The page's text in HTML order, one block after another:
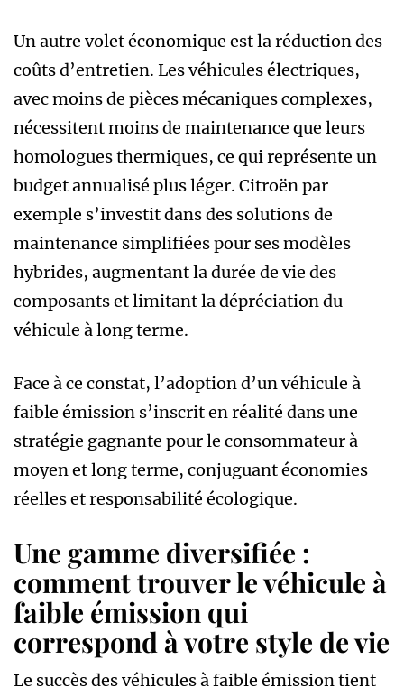
Un autre volet économique est la réduction des
coûts d’entretien. Les véhicules électriques,
avec moins de pièces mécaniques complexes,
nécessitent moins de maintenance que leurs
homologues thermiques, ce qui représente un
budget annualisé plus léger. Citroën par
exemple s’investit dans des solutions de
maintenance simplifiées pour ses modèles
hybrides, augmentant la durée de vie des
composants et limitant la dépréciation du
véhicule à long terme.
Face à ce constat, l’adoption d’un véhicule à
faible émission s’inscrit en réalité dans une
stratégie gagnante pour le consommateur à
moyen et long terme, conjuguant économies
réelles et responsabilité écologique.
Une gamme diversifiée :
comment trouver le véhicule à
faible émission qui
correspond à votre style de vie
Le succès des véhicules à faible émission tient